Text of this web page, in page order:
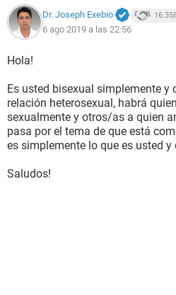
Dr. Joseph Exebio
6 ago 2019 a las 22:56
Hola!
Es usted bisexual simplemente y
relación heterosexual, habrá
sexualmente y otros/as a quien
pasa por el tema de que está
es simplemente lo que es usted y
Saludos!